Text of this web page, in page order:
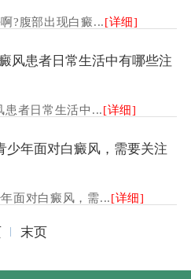
?腹部出现白癜...[详细]
风患者日常生活中有哪些注
患者日常生活中...[详细]
少年面对白癜风，需要关注
面对白癜风，需...[详细]
末页